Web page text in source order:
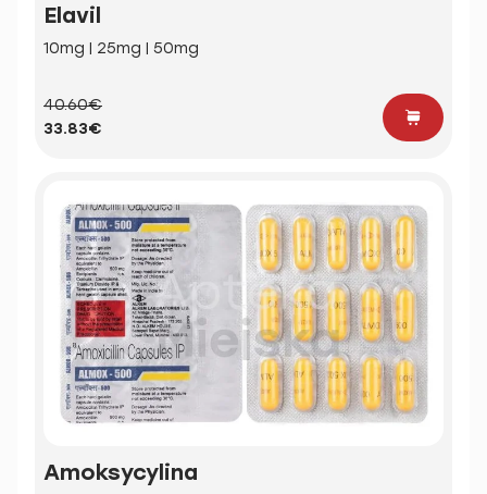
Elavil
10mg | 25mg | 50mg
40.60€
33.83€
Amoksycylina